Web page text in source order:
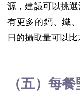
源，建議可以挑
有更多的鈣、鐵
日的攝取量可以比
（五）每